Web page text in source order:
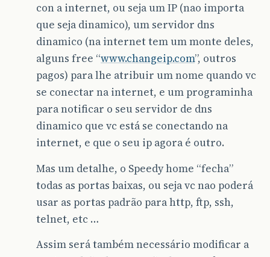
con a internet, ou seja um IP (nao importa
que seja dinamico), um servidor dns
dinamico (na internet tem um monte deles,
alguns free “www.changeip.com”, outros
pagos) para lhe atribuir um nome quando vc
se conectar na internet, e um programinha
para notificar o seu servidor de dns
dinamico que vc está se conectando na
internet, e que o seu ip agora é outro.
Mas um detalhe, o Speedy home “fecha”
todas as portas baixas, ou seja vc nao poderá
usar as portas padrão para http, ftp, ssh,
telnet, etc …
Assim será também necessário modificar a